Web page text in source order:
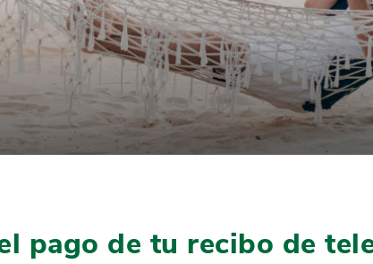
pago de tu recibo de